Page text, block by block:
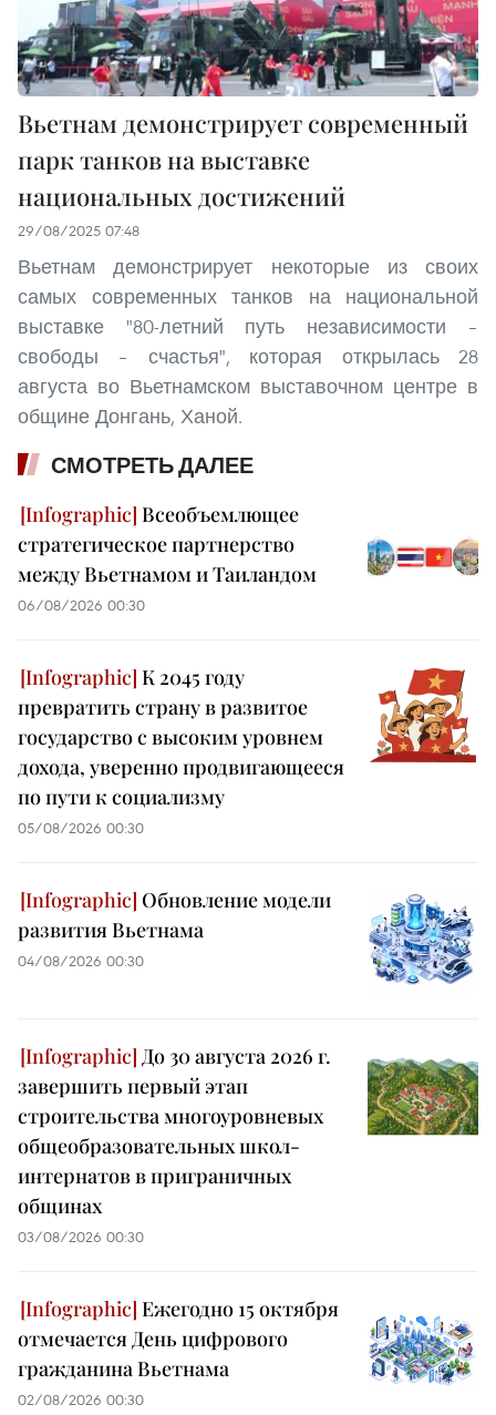
Вьетнам демонстрирует современный
парк танков на выставке
национальных достижений
29/08/2025 07:48
Вьетнам демонстрирует некоторые из своих
самых современных танков на национальной
выставке "80-летний путь независимости –
свободы – счастья", которая открылась 28
августа во Вьетнамском выставочном центре в
общине Донгань, Ханой.
СМОТРЕТЬ ДАЛЕЕ
Всеобъемлющее
стратегическое партнерство
между Вьетнамом и Таиландом
06/08/2026 00:30
К 2045 году
превратить страну в развитое
государство с высоким уровнем
дохода, уверенно продвигающееся
по пути к социализму
05/08/2026 00:30
Обновление модели
развития Вьетнама
04/08/2026 00:30
До 30 августа 2026 г.
завершить первый этап
строительства многоуровневых
общеобразовательных школ-
интернатов в приграничных
общинах
03/08/2026 00:30
Ежегодно 15 октября
отмечается День цифрового
гражданина Вьетнама
02/08/2026 00:30